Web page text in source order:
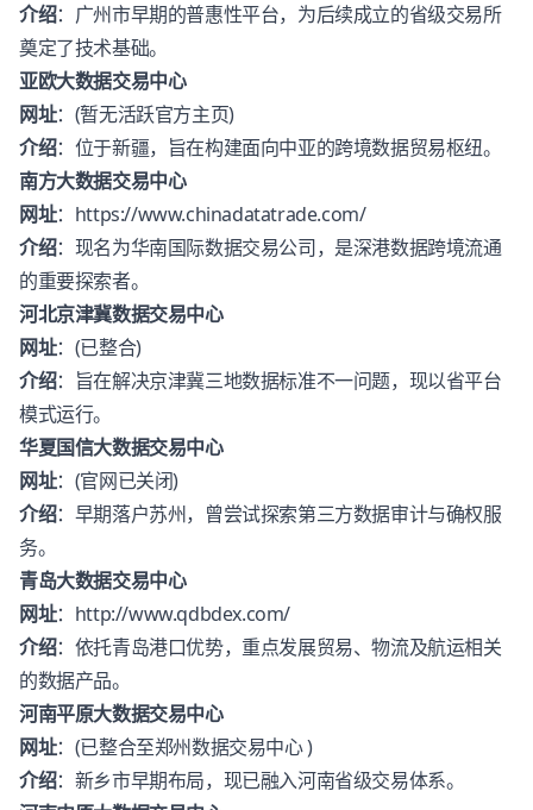
介绍：广州市早期的普惠性平台，为后续成立的省级交易所
奠定了技术基础。
亚欧大数据交易中心
网址：(暂无活跃官方主页)
介绍：位于新疆，旨在构建面向中亚的跨境数据贸易枢纽。
南方大数据交易中心
网址： https://www.chinadatatrade.com/
介绍：现名为华南国际数据交易公司，是深港数据跨境流通
的重要探索者。
河北京津冀数据交易中心
网址：(已整合)
介绍：旨在解决京津冀三地数据标准不一问题，现以省平台
模式运行。
华夏国信大数据交易中心
网址：(官网已关闭)
介绍：早期落户苏州，曾尝试探索第三方数据审计与确权服
务。
青岛大数据交易中心
网址： http://www.qdbdex.com/
介绍：依托青岛港口优势，重点发展贸易、物流及航运相关
的数据产品。
河南平原大数据交易中心
网址：(已整合至郑州数据交易中心 )
介绍：新乡市早期布局，现已融入河南省级交易体系。